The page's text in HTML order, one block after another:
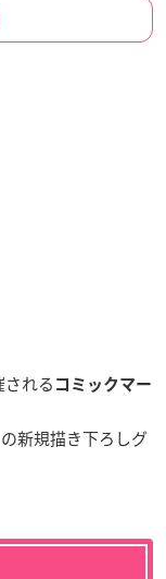
れる コミックマー
の新規描き下ろしグ